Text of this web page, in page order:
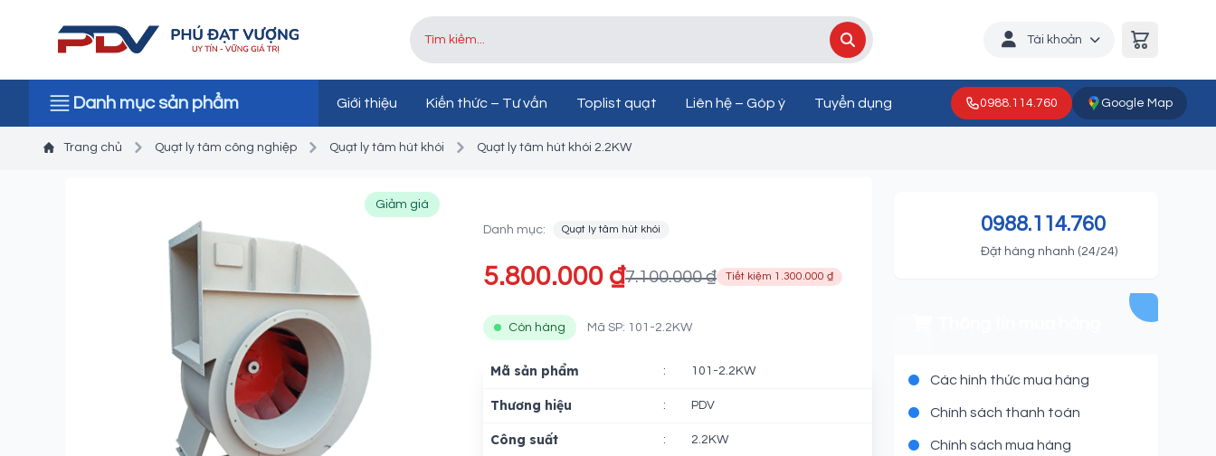
Tài khoản
Danh mục sản phẩm Giới thiệu Kiến thức – Tư vấn Toplist quạt Liên hệ – Góp ý Tuyển dụng 0988.114.760 Google Map
Trang chủ Quạt ly tâm công nghiệp Quạt ly tâm hút khói Quạt ly tâm hút khói 2.2KW
Giảm giá
Danh mục: Quạt ly tâm hút khói
5.800.000 ₫7.100.000 ₫ Tiết kiệm 1.300.000 ₫
Còn hàng Mã SP: 101-2.2KW
Mã sản phẩm : 101-2.2KW
Thương hiệu : PDV
Công suất : 2.2KW
0988.114.760
Đặt hàng nhanh (24/24)
Các hình thức mua hàng
Chính sách thanh toán
Chính sách mua hàng